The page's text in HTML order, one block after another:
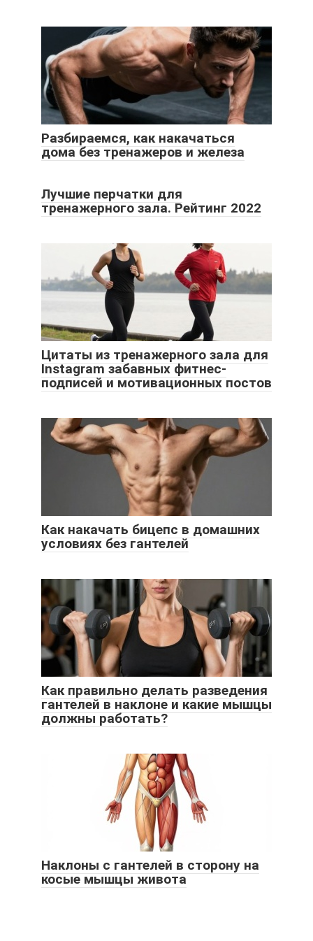
Разбираемся, как накачаться
дома без тренажеров и железа
Лучшие перчатки для
тренажерного зала. Рейтинг 2022
Цитаты из тренажерного зала для
Instagram забавных фитнес-
подписей и мотивационных постов
Как накачать бицепс в домашних
условиях без гантелей
Как правильно делать разведения
гантелей в наклоне и какие мышцы
должны работать?
Наклоны с гантелей в сторону на
косые мышцы живота